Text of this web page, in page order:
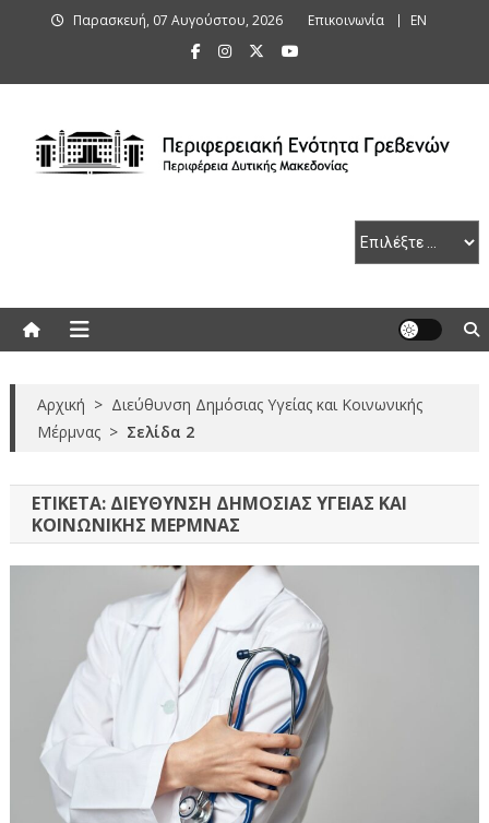
Παρασκευή, 07 Αυγούστου, 2026 Επικοινωνία ΕΝ
Αρχική > Διεύθυνση Δημόσιας Υγείας και Κοινωνικής
Μέρμνας > Σελίδα 2
ΕΤΙΚΈΤΑ: ΔΙΕΎΘΥΝΣΗ ΔΗΜΌΣΙΑΣ ΥΓΕΊΑΣ ΚΑΙ
ΚΟΙΝΩΝΙΚΉΣ ΜΈΡΜΝΑΣ